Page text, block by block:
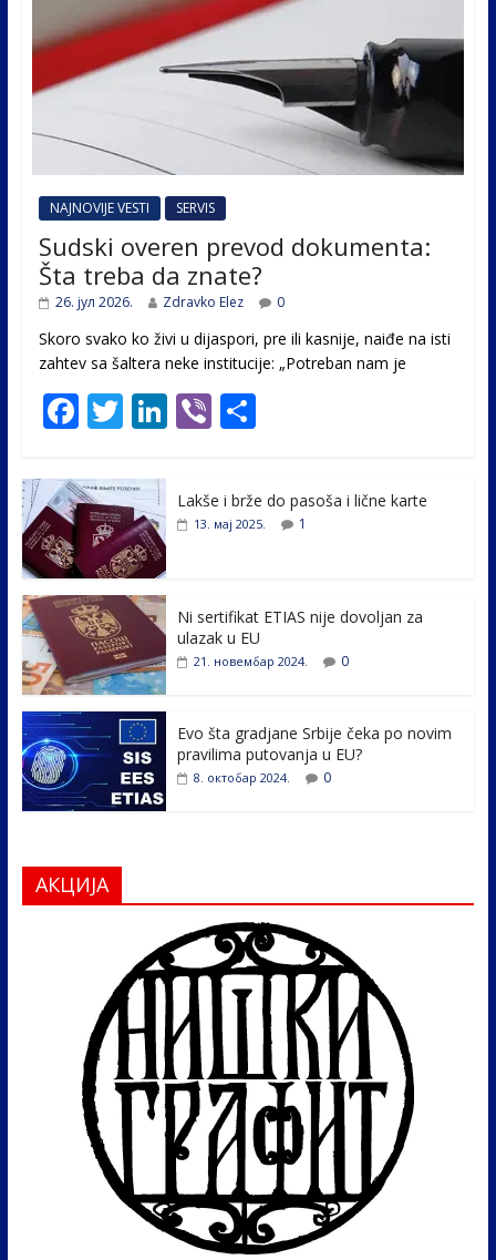
NAJNOVIJE VESTI SERVIS
Sudski overen prevod dokumenta:
Šta treba da znate?
26. јул 2026. Zdravko Elez 0
Skoro svako ko živi u dijaspori, pre ili kasnije, naiđe na isti
zahtev sa šaltera neke institucije: „Potreban nam je
F
e
b
o
o
k
T
itt
er
Li
e
Vi
er
S
ar
e
Lakše i brže do pasoša i lične karte
13. мај 2025. 1
Ni sertifikat ETIAS nije dovoljan za
ulazak u EU
21. новембар 2024. 0
Evo šta gradjane Srbije čeka po novim
pravilima putovanja u EU?
8. октобар 2024. 0
АКЦИЈА